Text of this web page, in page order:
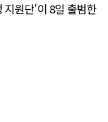
지원단'이 8일 출범한